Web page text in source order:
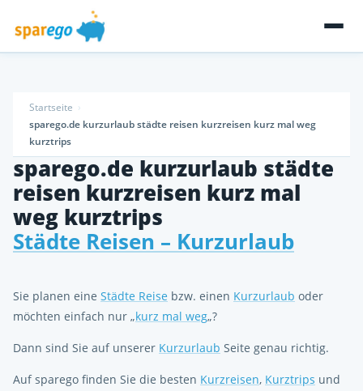
Startseite
sparego.de kurzurlaub städte reisen kurzreisen kurz mal weg
kurztrips
sparego.de kurzurlaub städte
reisen kurzreisen kurz mal
weg kurztrips
Städte Reisen – Kurzurlaub
Sie planen eine Städte Reise bzw. einen Kurzurlaub oder
möchten einfach nur „kurz mal weg„?
Dann sind Sie auf unserer Kurzurlaub Seite genau richtig.
Auf sparego finden Sie die besten Kurzreisen, Kurztrips und